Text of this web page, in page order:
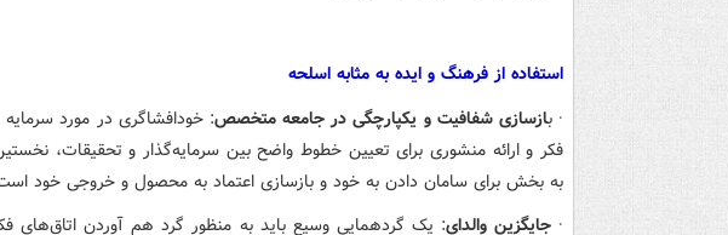
استفاده از فرهنگ و ایده به مثابه اسلحه
·بازسازی شفافیت و یکپارچگی در جامعه متخصص: خودافشاگری در مورد
فکر و ارائه منشوری برای تعیین خطوط واضح بین سرمایه‌گذار و تحقیقات،
به بخش برای سامان دادن به خود و بازسازی اعتماد به محصول و خروجی خود
·جایگزین والدای: یک گردهمایی وسیع باید به منظور گرد هم آوردن اتاق‌های